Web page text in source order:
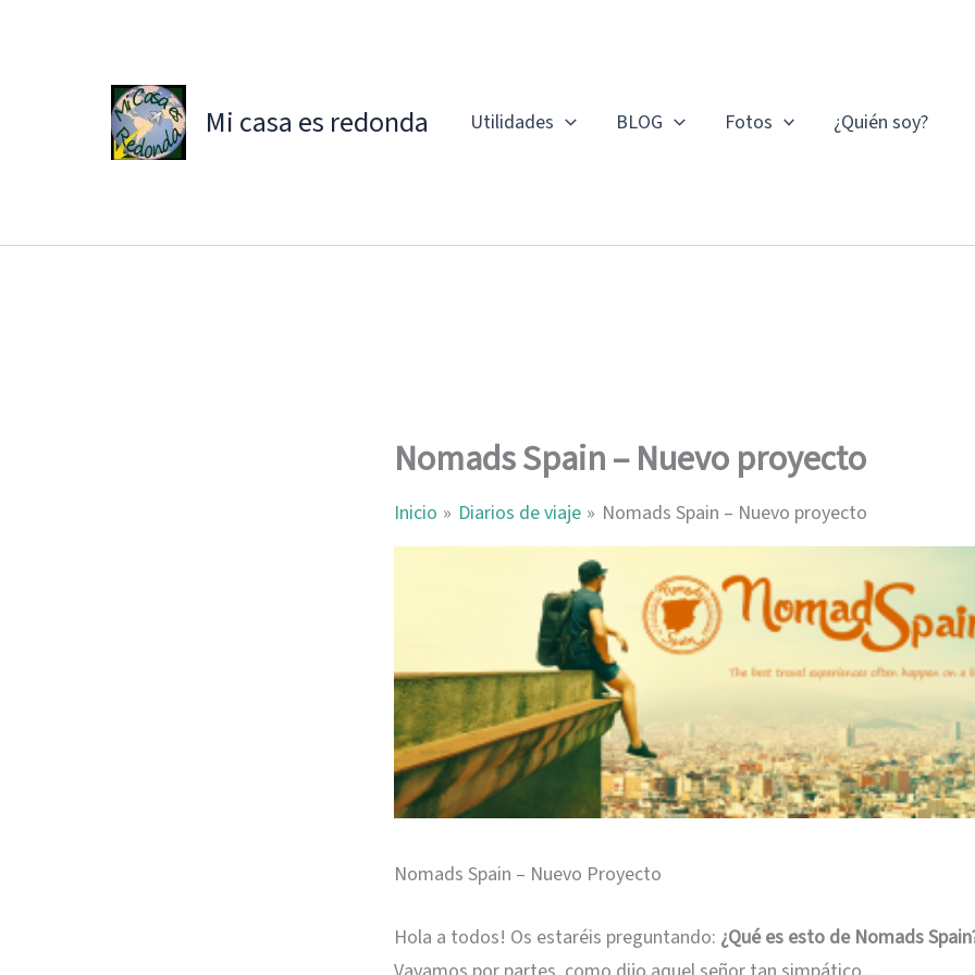
Mi casa es redonda Utilidades BLOG Fotos ¿Quién soy?
Nomads Spain – Nuevo proyecto
Inicio Diarios de viaje Nomads Spain – Nuevo proyecto
Nomads Spain – Nuevo Proyecto
Hola a todos! Os estaréis preguntando: ¿Qué es esto de Nomads